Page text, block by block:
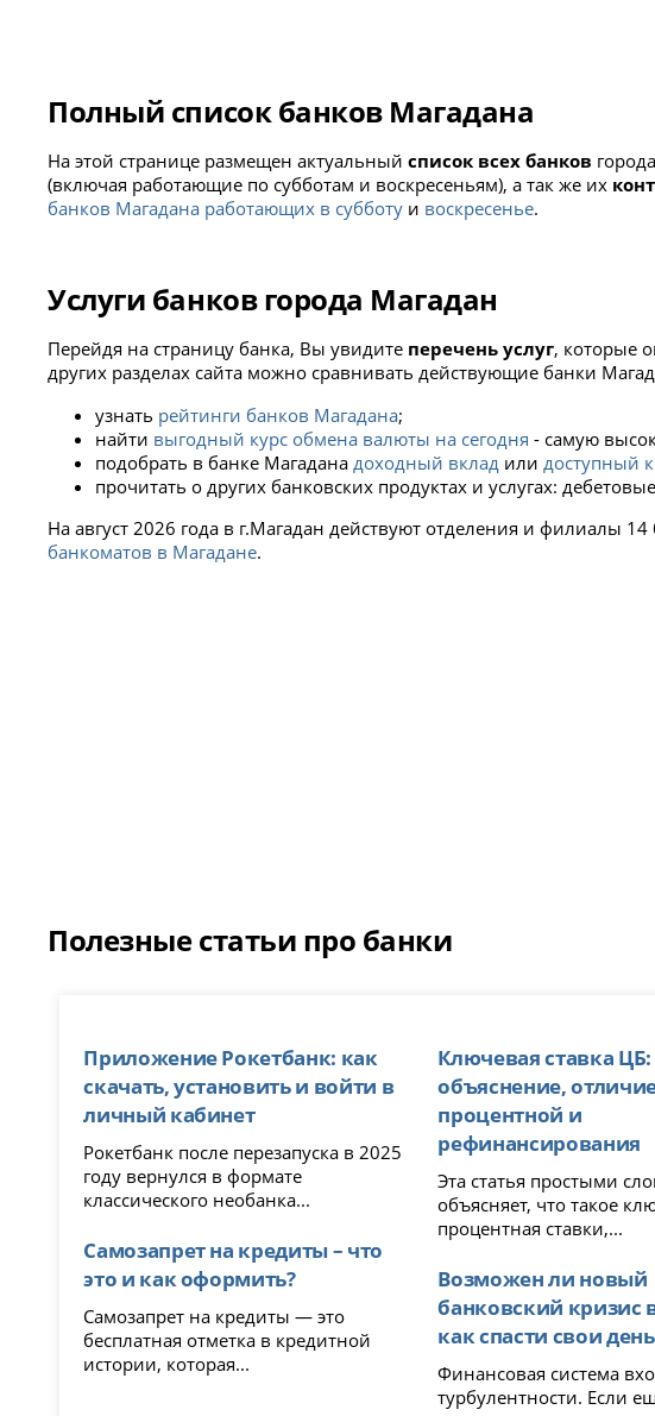
Полный список банков Магадана
На этой странице размещен актуальныйсписок всех банков
(включая работающие по субботам и воскресеньям), а так же их
банков Магадана работающих в субботу и воскресенье.
Услуги банков города Магадан
Перейдя на страницу банка, Вы увидите перечень услуг, которые
других разделах сайта можно сравнивать действующие банки
узнать рейтинги банков Магадана;
найти выгодный курс обмена валюты на сегодня - самую
подобрать в банке Магадана доходный вклад или доступный
прочитать о других банковских продуктах и услугах:
На август 2026 года в г.Магадан действуют отделения и филиалы 14
банкоматов в Магадане.
Полезные статьи про банки
Приложение Рокетбанк: как
скачать, установить и войти в
личный кабинет
Рокетбанк после перезапуска в 2025
году вернулся в формате
классического необанка...
Самозапрет на кредиты – что
это и как оформить?
Самозапрет на кредиты — это
бесплатная отметка в кредитной
истории, которая...
Ключевая ставка
объяснение,
процентной и
рефинансирования
Эта статья простыми
объясняет, что такое
процентная ставки,...
Возможен ли новый
банковский кризис
как спасти свои
Финансовая система
турбулентности. Если